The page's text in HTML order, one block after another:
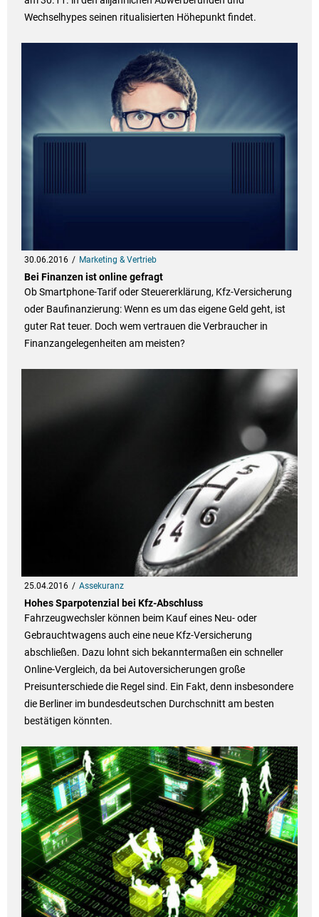
Wechselhypes seinen ritualisierten Höhepunkt findet.
30.06.2016 Marketing & Vertrieb
Bei Finanzen ist online gefragt
Ob Smartphone-Tarif oder Steuererklärung, Kfz-Versicherung
oder Baufinanzierung: Wenn es um das eigene Geld geht, ist
guter Rat teuer. Doch wem vertrauen die Verbraucher in
Finanzangelegenheiten am meisten?
25.04.2016 Assekuranz
Hohes Sparpotenzial bei Kfz-Abschluss
Fahrzeugwechsler können beim Kauf eines Neu- oder
Gebrauchtwagens auch eine neue Kfz-Versicherung
abschließen. Dazu lohnt sich bekanntermaßen ein schneller
Online-Vergleich, da bei Autoversicherungen große
Preisunterschiede die Regel sind. Ein Fakt, denn insbesondere
die Berliner im bundesdeutschen Durchschnitt am besten
bestätigen könnten.